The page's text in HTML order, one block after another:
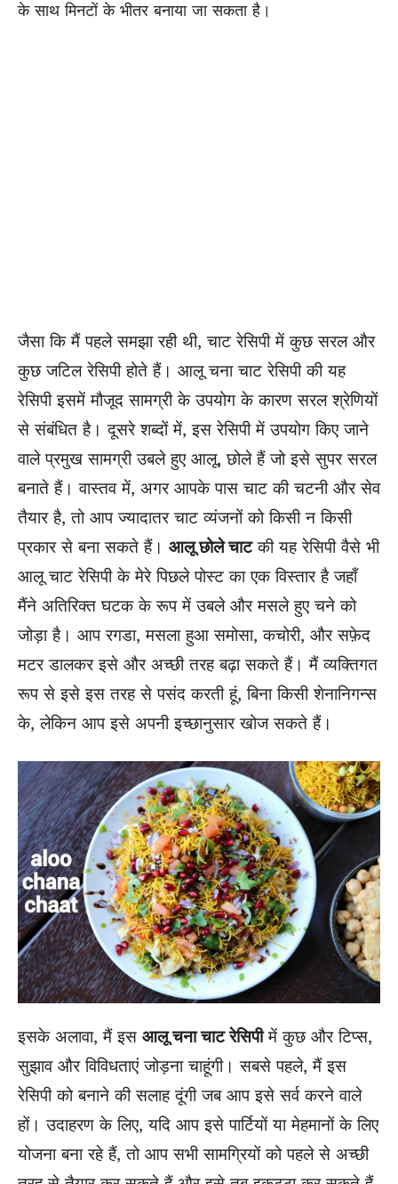
के साथ मिनटों के भीतर बनाया जा सकता है।
जैसा कि मैं पहले समझा रही थी, चाट रेसिपी में कुछ सरल और
कुछ जटिल रेसिपी होते हैं। आलू चना चाट रेसिपी की यह
रेसिपी इसमें मौजूद सामग्री के उपयोग के कारण सरल श्रेणियों
से संबंधित है। दूसरे शब्दों में, इस रेसिपी में उपयोग किए जाने
वाले प्रमुख सामग्री उबले हुए आलू, छोले हैं जो इसे सुपर सरल
बनाते हैं। वास्तव में, अगर आपके पास चाट की चटनी और सेव
तैयार है, तो आप ज्यादातर चाट व्यंजनों को किसी न किसी
प्रकार से बना सकते हैं। आलू छोले चाटकी यह रेसिपी वैसे भी
आलू चाट रेसिपी के मेरे पिछले पोस्ट का एक विस्तार है जहाँ
मैंने अतिरिक्त घटक के रूप में उबले और मसले हुए चने को
जोड़ा है। आप रगडा, मसला हुआ समोसा, कचोरी, और सफ़ेद
मटर डालकर इसे और अच्छी तरह बढ़ा सकते हैं। मैं व्यक्तिगत
रूप से इसे इस तरह से पसंद करती हूं, बिना किसी शेनानिगन्स
के, लेकिन आप इसे अपनी इच्छानुसार खोज सकते हैं।
इसके अलावा, मैं इस आलू चना चाट रेसिपीमें कुछ और टिप्स,
सुझाव और विविधताएं जोड़ना चाहूंगी। सबसे पहले, मैं इस
रेसिपी को बनाने की सलाह दूंगी जब आप इसे सर्व करने वाले
हों। उदाहरण के लिए, यदि आप इसे पार्टियों या मेहमानों के लिए
योजना बना रहे हैं, तो आप सभी सामग्रियों को पहले से अच्छी